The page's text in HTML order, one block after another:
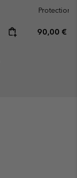
Protection
Regular
90,00 €